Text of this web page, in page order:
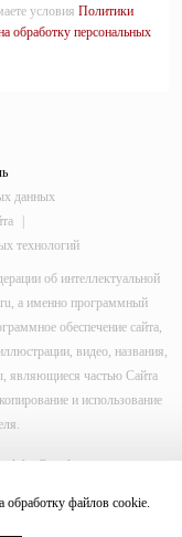
условия Политики
обработку персональных
данных
технологий
об интеллектуальной
а именно программный
обеспечение сайта,
видео, названия,
являющиеся частью Сайта
и использование
the Google
обработку файлов cookie.